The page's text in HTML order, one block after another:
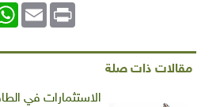
Email Print
مقالات ذات صلة
الاستثمارات في